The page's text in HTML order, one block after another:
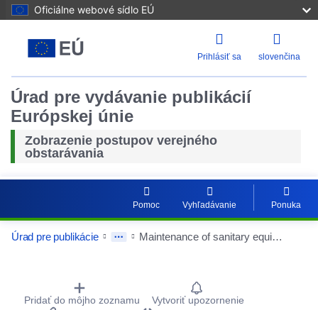
Oficiálne webové sídlo EÚ
Prihlásiť sa slovenčina
Úrad pre vydávanie publikácií
Európskej únie
Zobrazenie postupov verejného
obstarávania
Pomoc Vyhľadávanie Ponuka
Úrad pre publikácie Maintenance of sanitary equipment, water supply and sewage network
Procurement Detail Actions Portlet
Pridať do môjho zoznamu Vytvoriť upozornenie